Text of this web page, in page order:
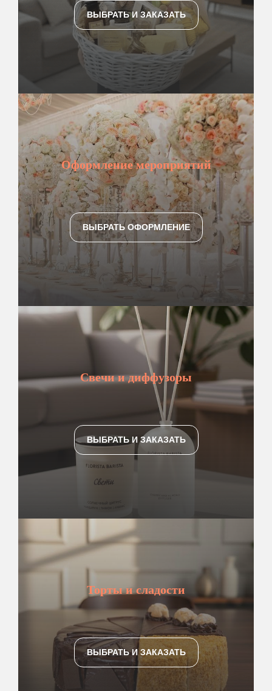
ВЫБРАТЬ И ЗАКАЗАТЬ
Оформление мероприятий
ВЫБРАТЬ ОФОРМЛЕНИЕ
Свечи и диффузоры
ВЫБРАТЬ И ЗАКАЗАТЬ
Торты и сладости
ВЫБРАТЬ И ЗАКАЗАТЬ